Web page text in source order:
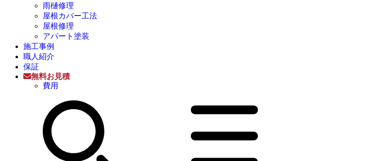
雨樋修理
屋根カバー工法
屋根修理
アパート塗装
施工事例
職人紹介
保証
無料お見積
費用